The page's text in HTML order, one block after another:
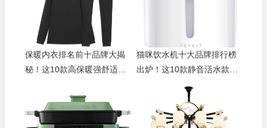
保暖内衣排名前十品牌大揭
秘！这10款高保暖强舒适闭
猫咪饮水机十大品牌排行榜
出炉！这10款静音活水款让
喵主子爱上喝水